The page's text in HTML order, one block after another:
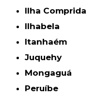
Ilha Comprida
Ilhabela
Itanhaém
Juquehy
Mongaguá
Peruíbe